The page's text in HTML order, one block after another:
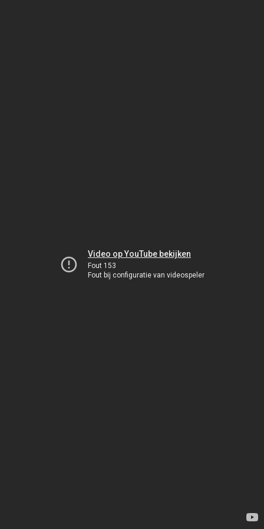
Video op YouTube bekijken
Fout 153
Fout bij configuratie van videospeler